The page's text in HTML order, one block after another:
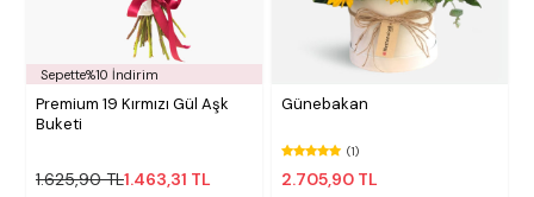
Sepette%10 İndirim
Premium 19 Kırmızı Gül Aşk
Buketi
1.625,90 TL1.463,31 TL
Günebakan
(1)
2.705,90 TL